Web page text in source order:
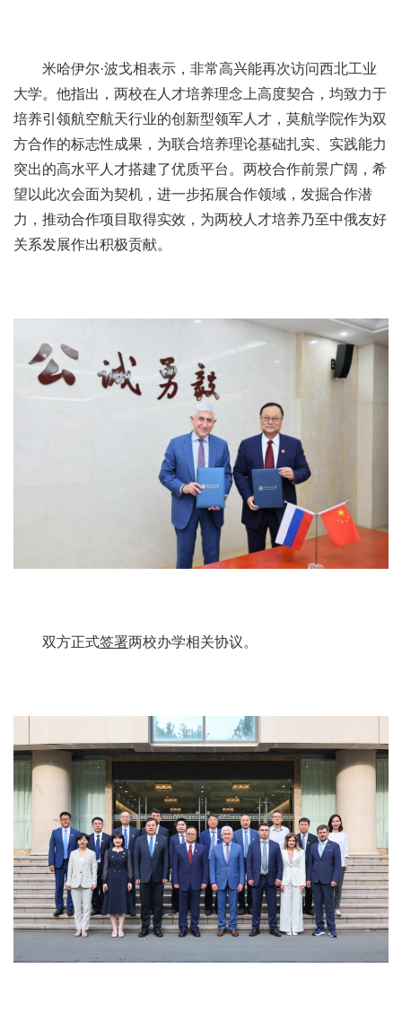
米哈伊尔·波戈相表示，非常高兴能再次访问西北工业
大学。他指出，两校在人才培养理念上高度契合，均致力于
培养引领航空航天行业的创新型领军人才，莫航学院作为双
方合作的标志性成果，为联合培养理论基础扎实、实践能力
突出的高水平人才搭建了优质平台。两校合作前景广阔，希
望以此次会面为契机，进一步拓展合作领域，发掘合作潜
力，推动合作项目取得实效，为两校人才培养乃至中俄友好
关系发展作出积极贡献。
双方正式签署两校办学相关协议。